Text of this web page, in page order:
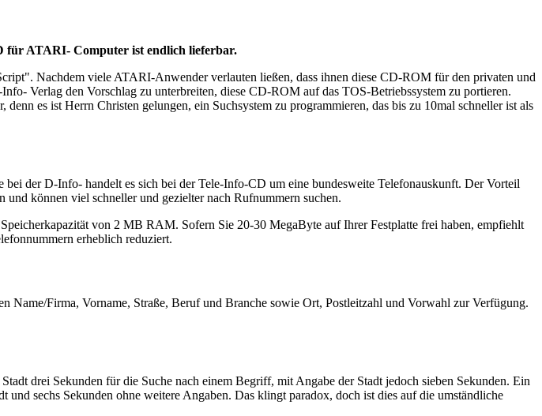
für ATARI- Computer ist endlich lieferbar.
Nachdem viele ATARI-Anwender verlauten ließen, dass ihnen diese CD-ROM für den privaten und
Verlag den Vorschlag zu unterbreiten, diese CD-ROM auf das TOS-Betriebssystem zu portieren.
es ist Herrn Christen gelungen, ein Suchsystem zu programmieren, das bis zu 10mal schneller ist als
der D-Info- handelt es sich bei der Tele-Info-CD um eine bundesweite Telefonauskunft. Der Vorteil
können viel schneller und gezielter nach Rufnummern suchen.
von 2 MB RAM. Sofern Sie 20-30 MegaByte auf Ihrer Festplatte frei haben, empfiehlt
erheblich reduziert.
Name/Firma, Vorname, Straße, Beruf und Branche sowie Ort, Postleitzahl und Vorwahl zur Verfügung.
drei Sekunden für die Suche nach einem Begriff, mit Angabe der Stadt jedoch sieben Sekunden. Ein
sechs Sekunden ohne weitere Angaben. Das klingt paradox, doch ist dies auf die umständliche